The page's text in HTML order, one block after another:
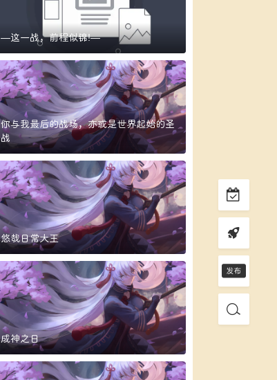
—这一战，前程似锦!—
你与我最后的战场，亦或是世界起始的圣
战
悠哉日常大王
成神之日